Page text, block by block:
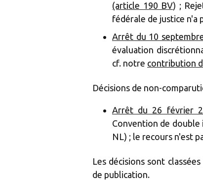
(article 190 BV) ;
fédérale de justice n'a
Arrêt du 10
évaluation
cf. notre contribution
Décisions de non-
Arrêt du 26 février
Convention de double
NL) ; le recours n'est
Les décisions sont
de publication.